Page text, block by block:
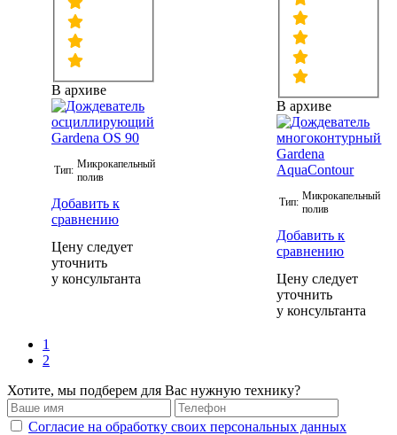
В архиве
Тип: Микрокапельный
полив
Добавить к
сравнению
Цену следует
уточнить
у консультанта
В архиве
Тип: Микрокапельный
полив
Добавить к
сравнению
Цену следует
уточнить
у консультанта
1
2
Хотите, мы подберем для Вас нужную технику?
Согласие на обработку своих персональных данных